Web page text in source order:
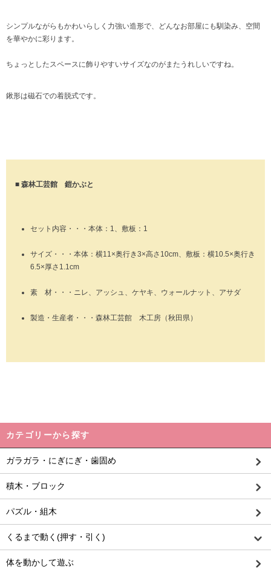
シンプルながらもかわいらしく力強い造形で、どんなお部屋にも馴染み、空間
を華やかに彩ります。
ちょっとしたスペースに飾りやすいサイズなのがまたうれしいですね。
鍬形は磁石での着脱式です。
■ 森林工芸館 鎧かぶと
セット内容・・・本体：1、敷板：1
サイズ・・・本体：横11×奥行き3×高さ10cm、敷板：横10.5×奥行き
6.5×厚さ1.1cm
素 材・・・ニレ、アッシュ、ケヤキ、ウォールナット、アサダ
製造・生産者・・・森林工芸館 木工房（秋田県）
カテゴリーから探す
ガラガラ・にぎにぎ・歯固め
積木・ブロック
パズル・組木
くるまで動く(押す・引く)
体を動かして遊ぶ